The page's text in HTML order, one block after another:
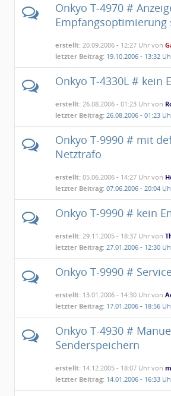
Onkyo T-4970 #
Empfangsoptimierung
erstellt: 20.09.2006 - 12:27 Uhr von
letzter Beitrag: 19.10.2006 - 13:32
Onkyo T-4330L # kein
erstellt: 26.08.2006 - 01:23 Uhr von
letzter Beitrag: 26.08.2006 - 01:23
Onkyo T-9990 # mit
Netztrafo
erstellt: 05.06.2006 - 14:27 Uhr von
letzter Beitrag: 07.06.2006 - 20:04
Onkyo T-9990 # kein
erstellt: 29.11.2005 - 18:37 Uhr von
letzter Beitrag: 27.01.2006 - 12:30
Onkyo T-9990 #
erstellt: 13.01.2006 - 14:30 Uhr von
letzter Beitrag: 17.01.2006 - 18:56
Onkyo T-4930 #
Senderspeichern
erstellt: 14.12.2005 - 18:07 Uhr von
letzter Beitrag: 14.01.2006 - 16:33